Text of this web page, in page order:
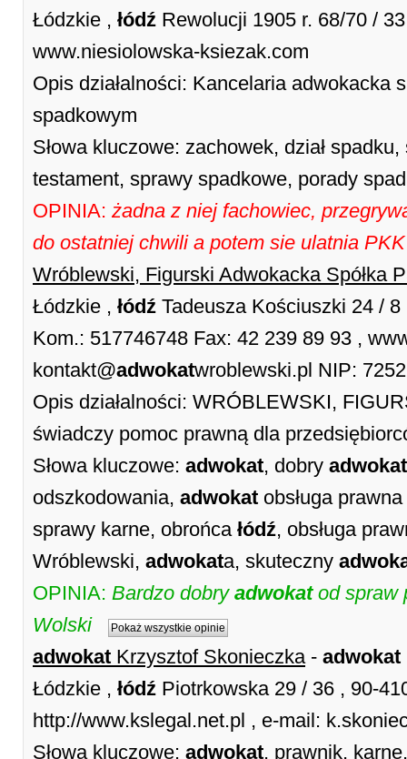
Łódzkie , łódź Rewolucji 1905 r. 68/70 /
www.niesiolowska-ksiezak.com
Opis działalności: Kancelaria adwokacka
spadkowym
Słowa kluczowe: zachowek, dział
testament, sprawy spadkowe, porady
OPINIA: żadna z niej fachowiec,
do ostatniej chwili a potem sie ulatnia PKK
Wróblewski, Figurski Adwokacka Spółka
Łódzkie , łódź Tadeusza Kościuszki 24 /
Kom.: 517746748 Fax: 42 239 89 93 ,
kontakt@adwokatwroblewski.pl NIP:
Opis działalności: WRÓBLEWSKI,
świadczy pomoc prawną dla
Słowa kluczowe: adwokat, dobry adwokat
odszkodowania, adwokat obsługa prawna
sprawy karne, obrońca łódź, obsługa
Wróblewski, adwokata, skuteczny
OPINIA: Bardzo dobry adwokatod spraw
Wolski
Pokaż wszystkie opinie
adwokat Krzysztof Skonieczka- adwokat
Łódzkie , łódź Piotrkowska 29 / 36 , 90-
http://www.kslegal.net.pl , e-mail:
Słowa kluczowe: adwokat, prawnik,